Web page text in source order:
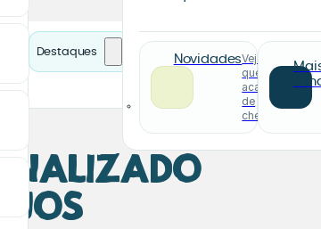
Destaques
NovidadesVeja o
que
acabou
de
chegar